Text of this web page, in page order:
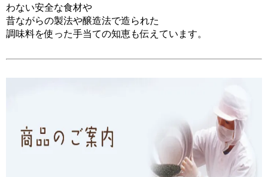
わない安全な食材や
昔ながらの製法や醸造法で造られた
調味料を使った手当ての知恵も伝えています。